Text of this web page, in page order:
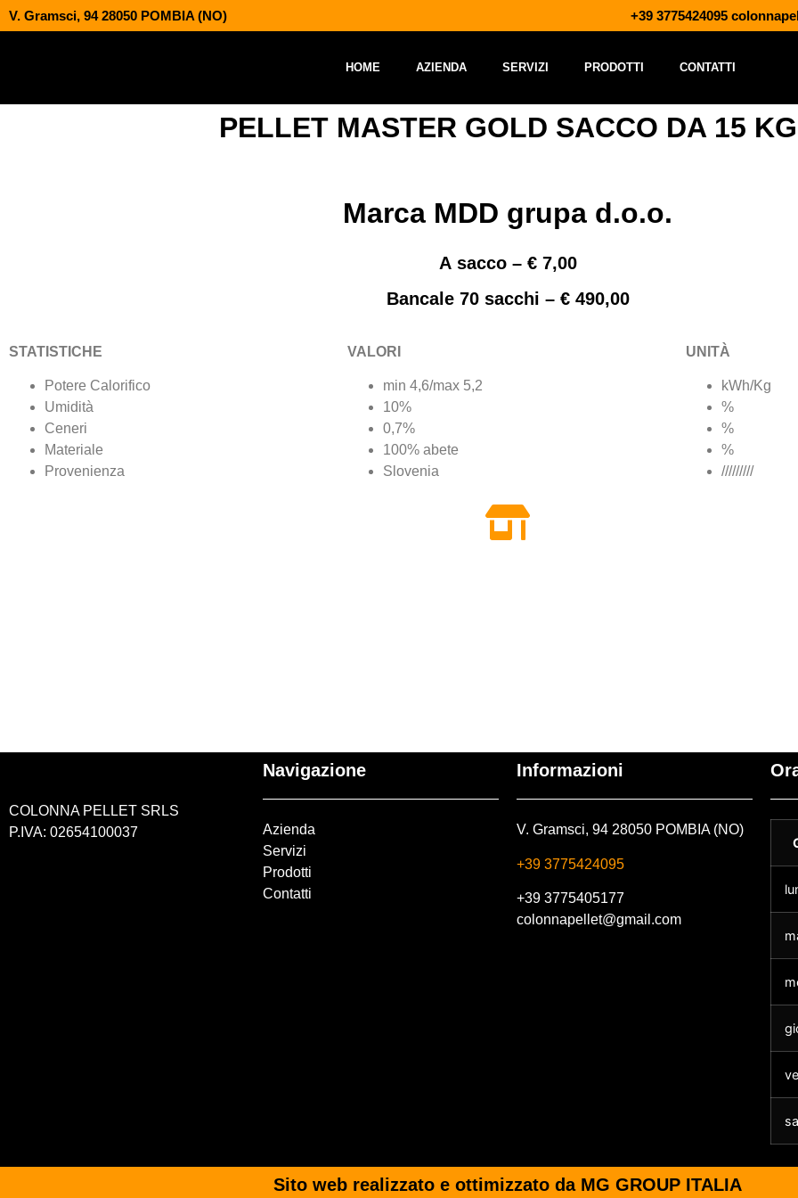
V. Gramsci, 94 28050 POMBIA (NO) +39 3775424095
HOME AZIENDA SERVIZI PRODOTTI CONTATTI
PELLET MASTER GOLD SACCO DA 15 KG
Marca MDD grupa d.o.o.
A sacco – € 7,00
Bancale 70 sacchi – € 490,00
STATISTICHE
Potere Calorifico
Umidità
Ceneri
Materiale
Provenienza
VALORI
min 4,6/max 5,2
10%
0,7%
100% abete
Slovenia
UNITÀ
kWh/Kg
%
%
%
/////////
COLONNA PELLET SRLS
P.IVA: 02654100037
Navigazione
Azienda
Servizi
Prodotti
Contatti
Informazioni
V. Gramsci, 94 28050 POMBIA (NO)
+39 3775424095
+39 3775405177
colonnapellet@gmail.com
Sito web realizzato e ottimizzato da MG GROUP ITALIA